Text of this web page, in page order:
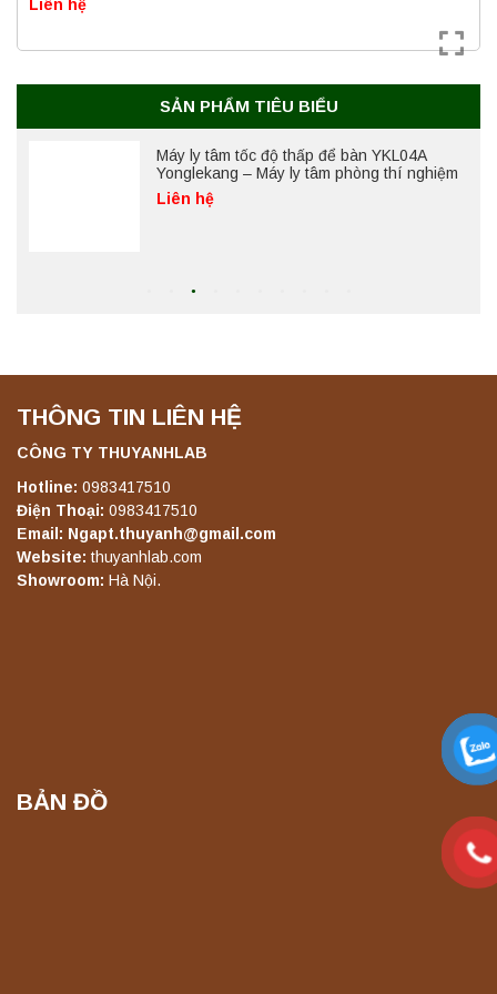
Liên hệ
SẢN PHẨM TIÊU BIỂU
Liên hệ
Máy ly tâm tốc độ thấp để bàn YKL04A
Yonglekang – Máy ly tâm phòng thí nghiệm
Liên hệ
Máy ly tâm tốc độ thấp để bàn TD5A
Yonglekang – Thiết bị ly tâm phòng thí
nghiệm
Máy ly tâm tốc độ thấp để bàn TD5Z
Yonglekang – Thiết bị ly tâm phòng thí
nghiệm
THÔNG TIN LIÊN HỆ
CÔNG TY THUYANHLAB
Hotline: 0983417510
Điện Thoại: 0983417510
Email: Ngapt.thuyanh@gmail.com
Website: thuyanhlab.com
Showroom: Hà Nội.
BẢN ĐỒ